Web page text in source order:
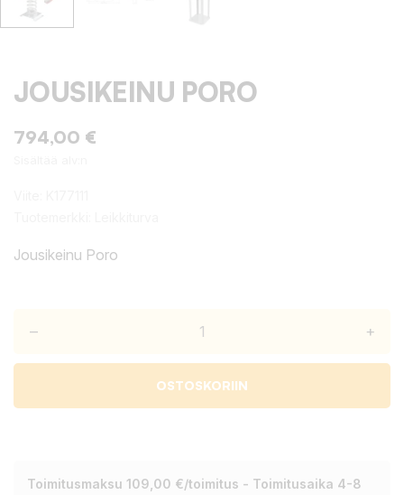
JOUSIKEINU PORO
794,00 €
Jousikeinu Poro
– +
OSTOSKORIIN
Toimitusmaksu 109,00 €/toimitus - Toimitusaika 4-8